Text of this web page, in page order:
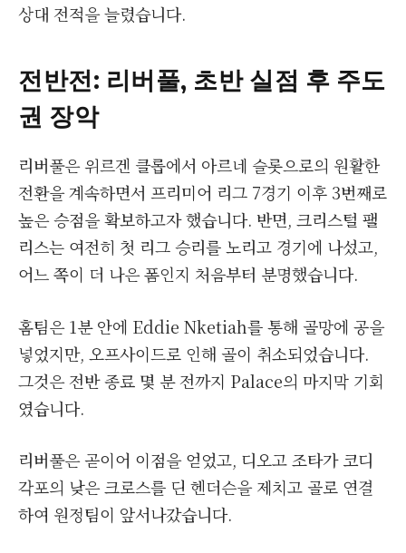
상대 전적을 늘렸습니다.
전반전: 리버풀, 초반 실점 후 주도
권 장악
리버풀은 위르겐 클롭에서 아르네 슬롯으로의 원활한
전환을 계속하면서 프리미어 리그 7경기 이후 3번째로
높은 승점을 확보하고자 했습니다. 반면, 크리스털 팰
리스는 여전히 첫 리그 승리를 노리고 경기에 나섰고,
어느 쪽이 더 나은 폼인지 처음부터 분명했습니다.
홈팀은 1분 안에 Eddie Nketiah를 통해 골망에 공을
넣었지만, 오프사이드로 인해 골이 취소되었습니다.
그것은 전반 종료 몇 분 전까지 Palace의 마지막 기회
였습니다.
리버풀은 곧이어 이점을 얻었고, 디오고 조타가 코디
각포의 낮은 크로스를 딘 헨더슨을 제치고 골로 연결
하여 원정팀이 앞서나갔습니다.